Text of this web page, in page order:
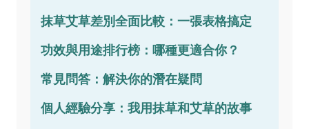
抹草艾草差別全面比較：一張表格搞定
功效與用途排行榜：哪種更適合你？
常見問答：解決你的潛在疑問
個人經驗分享：我用抹草和艾草的故事